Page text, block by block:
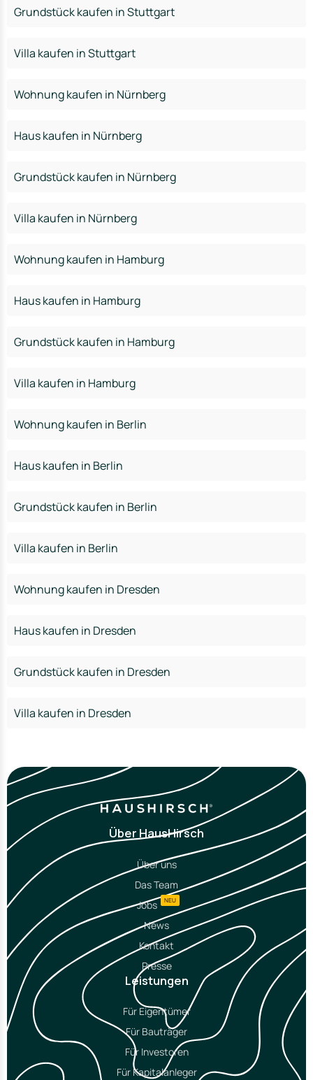
Grundstück kaufen in Stuttgart
Villa kaufen in Stuttgart
Wohnung kaufen in Nürnberg
Haus kaufen in Nürnberg
Grundstück kaufen in Nürnberg
Villa kaufen in Nürnberg
Wohnung kaufen in Hamburg
Haus kaufen in Hamburg
Grundstück kaufen in Hamburg
Villa kaufen in Hamburg
Wohnung kaufen in Berlin
Haus kaufen in Berlin
Grundstück kaufen in Berlin
Villa kaufen in Berlin
Wohnung kaufen in Dresden
Haus kaufen in Dresden
Grundstück kaufen in Dresden
Villa kaufen in Dresden
Über HausHirsch
Über uns
Das Team
Jobs
NEU
News
Kontakt
Presse
Leistungen
Für Eigentümer
Für Bauträger
Für Investoren
Für Kapitalanleger